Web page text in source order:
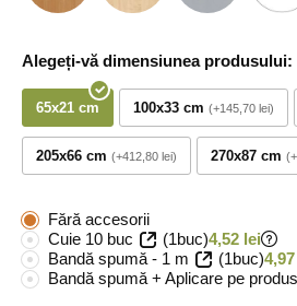
Alegeți-vă dimensiunea produsului:
65x21 cm 100x33 cm +145,70 lei
205x66 cm +412,80 lei 270x87 cm
Fără accesorii
Cuie 10 buc
(1buc)4,52 lei
Bandă spumă - 1 m
(1buc)
Bandă spumă + Aplicare pe produs